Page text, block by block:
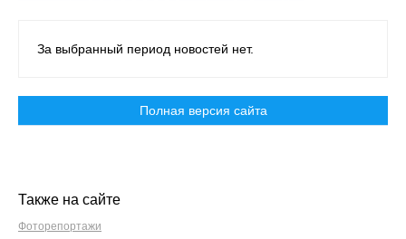
За выбранный период новостей нет.
Полная версия сайта
Также на сайте
Фоторепортажи